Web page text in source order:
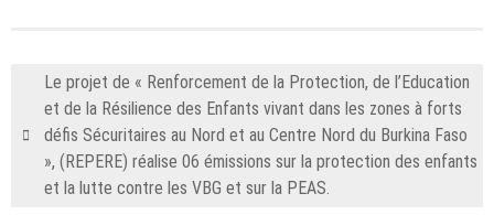
Le projet de « Renforcement de la Protection, de l’Education
et de la Résilience des Enfants vivant dans les zones à forts
défis Sécuritaires au Nord et au Centre Nord du Burkina Faso
», (REPERE) réalise 06 émissions sur la protection des enfants
et la lutte contre les VBG et sur la PEAS.